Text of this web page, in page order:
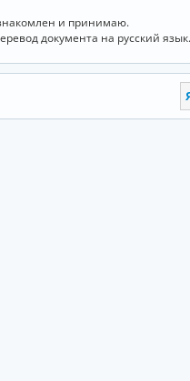
и принимаю.
документа на русский